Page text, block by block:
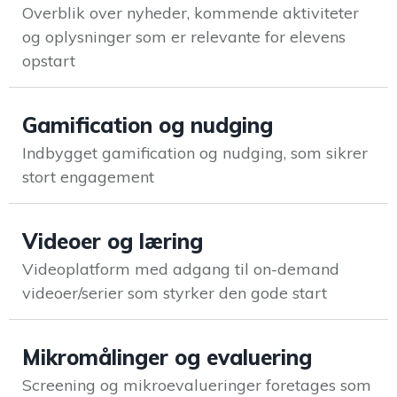
Talenthub.io
Candidate
Experience
StudentPulse
Forbedre jeres
‘Student
Experience’
Skab en stærk
pre- og
onboarding
elevens/lærlingens
praktikmål
Overblik over nyheder, kommende aktiviteter
og oplysninger som er relevante for elevens
opstart
Gamification og nudging
Indbygget gamification og nudging, som sikrer
stort engagement
Videoer og læring
Videoplatform med adgang til on-demand
videoer/serier som styrker den gode start
Mikromålinger og evaluering
Screening og mikroevalueringer foretages som